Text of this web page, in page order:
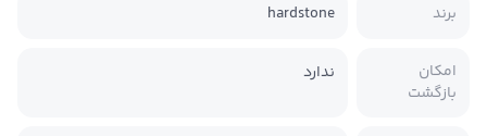
برند hardstone
امکان
بازگشت
ندارد